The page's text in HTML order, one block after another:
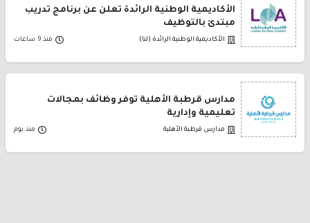
الأكاديمية الوطنية الرائدة تعلن عن برنامج تدريب
مبتدئ بالتوظيف
الأكاديمية الوطنية الرائدة (لنا) منذ 9 ساعات
مدارس قرطبة الأهلية توفر وظائف بمجالات
تعليمية وإدارية
مدارس قرطبة الأهلية منذ يوم